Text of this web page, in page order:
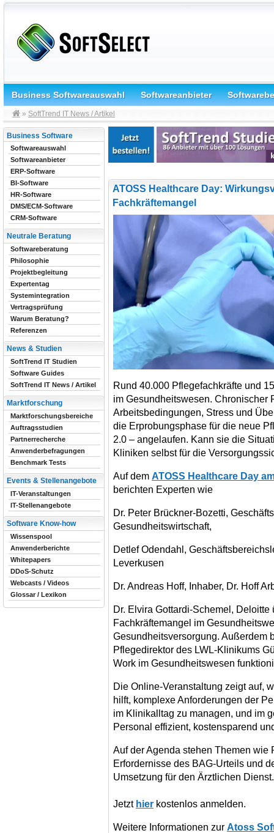
Business Softwareauswahl Softwareanbieter
» SoftTrend IT News / Artikel
ATOSS Healthcare Day:
Fachkräftemangel
Rund 40.000 Pflegefachkräfte und
im Gesundheitswesen. Chronischer
Arbeitsbedingungen, Stress und
die Erprobungsphase für die neue
2.0 – angelaufen. Kann sie die
Kliniken selbst für die
Auf dem ATOSS Healthcare Day
berichten Experten wie
Dr. Peter Brückner-Bozetti,
Gesundheitswirtschaft,
Detlef Odendahl,
Leverkusen
Dr. Andreas Hoff, Inhaber, Dr. Hoff
Dr. Elvira Gottardi-Schemel,
Fachkräftemangel im
Gesundheitsversorgung. Außerdem
Pflegedirektor des LWL-Klinikums
Work im Gesundheitswesen
Die Online-Veranstaltung zeigt auf,
hilft, komplexe Anforderungen der
im Klinikalltag zu managen, und im
Personal effizient, kostensparend
Auf der Agenda stehen Themen wie
Erfordernisse des BAG-Urteils und
Umsetzung für den Ärztlichen Dienst.
Jetzt hier kostenlos anmelden.
Weitere Informationen zur Atoss
Business Software
Softwareauswahl
Softwareanbieter
ERP-Software
BI-Software
HR-Software
DMS/ECM-Software
CRM-Software
Neutrale Beratung
Softwareberatung
Philosophie
Projektbegleitung
Expertentag
Systemintegration
Vertragsprüfung
Warum Beratung?
Referenzen
News & Studien
SoftTrend IT Studien
Software Guides
SoftTrend IT News / Artikel
Marktforschung
Marktforschungsbereiche
Auftragsstudien
Partnerrecherche
Anwenderbefragungen
Benchmark Tests
Events & Stellenangebote
IT-Veranstaltungen
IT-Stellenangebote
Software Know-how
Wissenspool
Anwenderberichte
Whitepapers
DDoS-Schutz
Webcasts / Videos
Glossar / Lexikon